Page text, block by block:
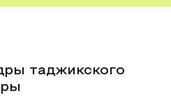
таджикского